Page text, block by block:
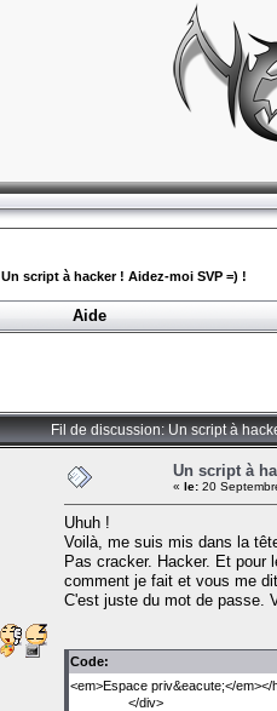
Un script à hacker ! Aidez-moi SVP =) !
Aide
Fil de discussion: Un script à
Un script à
« le: 20
Uhuh !
Voilà, me suis mis dans la
Pas cracker. Hacker. Et
comment je fait et vous me
C'est juste du mot de passe.
Code:
<em>Espace priv&eacute;</em></
</div>